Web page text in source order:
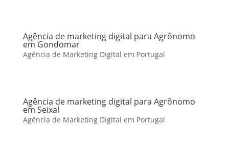
Agência de marketing digital para Agrônomo
em Gondomar
Agência de Marketing Digital em Portugal
Agência de marketing digital para Agrônomo
em Seixal
Agência de Marketing Digital em Portugal